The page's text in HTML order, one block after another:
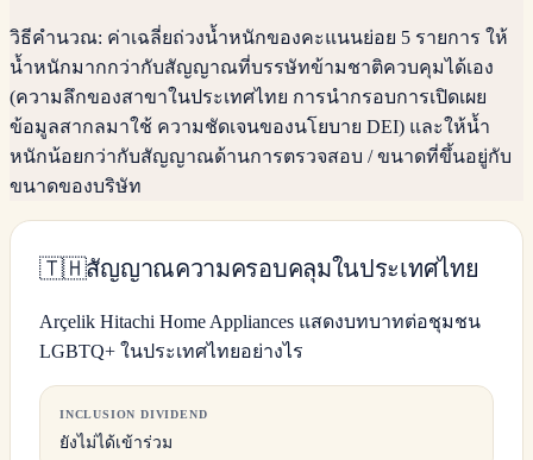
วิธีคำนวณ: ค่าเฉลี่ยถ่วงน้ำหนักของคะแนนย่อย 5 รายการ ให้
น้ำหนักมากกว่ากับสัญญาณที่บรรษัทข้ามชาติควบคุมได้เอง
(ความลึกของสาขาในประเทศไทย การนำกรอบการเปิดเผย
ข้อมูลสากลมาใช้ ความชัดเจนของนโยบาย DEI) และให้น้ำ
หนักน้อยกว่ากับสัญญาณด้านการตรวจสอบ / ขนาดที่ขึ้นอยู่กับ
ขนาดของบริษัท
🇹🇭สัญญาณความครอบคลุมในประเทศไทย
Arçelik Hitachi Home Appliances แสดงบทบาทต่อชุมชน
LGBTQ+ ในประเทศไทยอย่างไร
INCLUSION DIVIDEND
ยังไม่ได้เข้าร่วม